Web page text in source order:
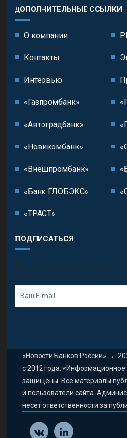
ДОПОЛНИТЕЛЬНЫЕ ССЫЛКИ
О компании
Контакты
Интервью
«Газпромбанк»
«Автоградбанк»
«Новикомбанк»
«Внешпромбанк»
«Банк ГЛОБЭКС»
«ТРАСТ»
ПОДПИСАТЬСЯ
П олучить последние
«Новости Банков России» →
с 2012 года. «Информационное
защищены. Все материалы
и пользователи сайта.
несет ответственности за